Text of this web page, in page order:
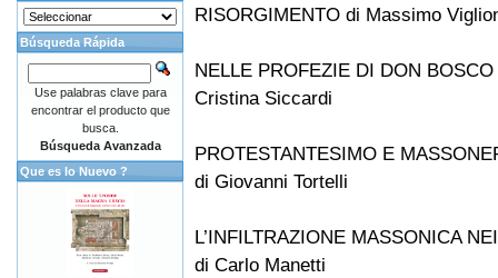
RISORGIMENTO di Massimo
NELLE PROFEZIE DI DON BOSCO
Cristina Siccardi
PROTESTANTESIMO E
di Giovanni Tortelli
L’INFILTRAZIONE MASSONICA
di Carlo Manetti
Búsqueda Rápida
Use palabras clave para
encontrar el producto que
busca.
Búsqueda Avanzada
Que es lo Nuevo ?